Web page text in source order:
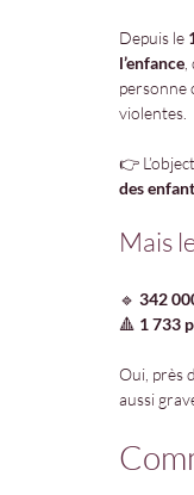
Depuis le
l’enfance
personne
violentes.
👉
des
Mais
🔹 342
🔺 1 733
Oui, près
aussi